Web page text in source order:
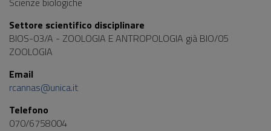
Settore scientifico disciplinare
BIOS-03/A - ZOOLOGIA E ANTROPOLOGIA già BIO/05
ZOOLOGIA
Email
rcannas@unica.it
Telefono
070/6758004